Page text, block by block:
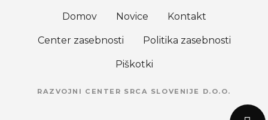
Domov Novice Kontakt
Center zasebnosti Politika zasebnosti
Piškotki
RAZVOJNI CENTER SRCA SLOVENIJE D.O.O.